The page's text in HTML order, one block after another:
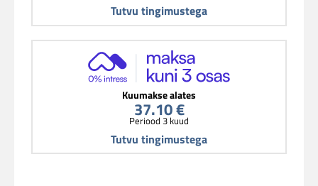
Tutvu tingimustega
Kuumakse alates
37.10 €
Periood 3 kuud
Tutvu tingimustega